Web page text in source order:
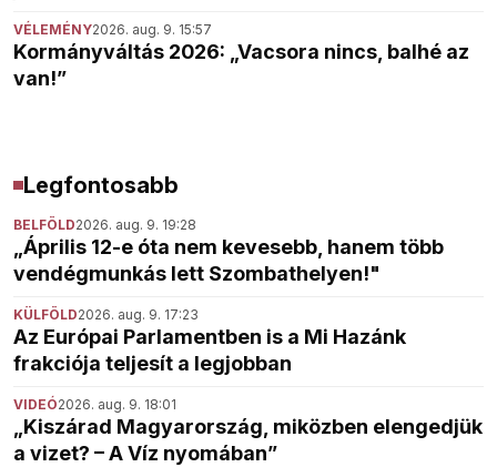
VÉLEMÉNY2026. aug. 9. 15:57
Kormányváltás 2026: „Vacsora nincs, balhé az
van!”
Legfontosabb
BELFÖLD2026. aug. 9. 19:28
„Április 12-e óta nem kevesebb, hanem több
vendégmunkás lett Szombathelyen!"
KÜLFÖLD2026. aug. 9. 17:23
Az Európai Parlamentben is a Mi Hazánk
frakciója teljesít a legjobban
VIDEÓ2026. aug. 9. 18:01
„Kiszárad Magyarország, miközben elengedjük
a vizet? – A Víz nyomában”